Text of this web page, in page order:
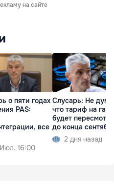
на сайте
о пяти годах
PAS:
все
16:00
Слусарь: Не
что тариф на газ
будет
до конца
2 дня назад